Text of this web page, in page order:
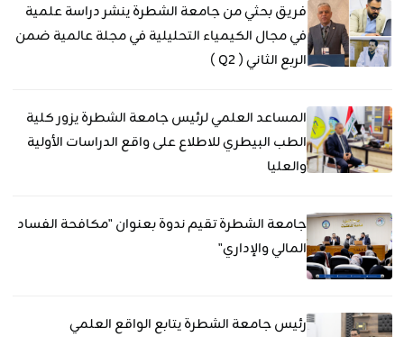
فريق بحثي من جامعة الشطرة ينشر دراسة علمية
في مجال الكيمياء التحليلية في مجلة عالمية ضمن
الربع الثاني ( Q2 )
المساعد العلمي لرئيس جامعة الشطرة يزور كلية
الطب البيطري للاطلاع على واقع الدراسات الأولية
والعليا
جامعة الشطرة تقيم ندوة بعنوان "مكافحة الفساد
المالي والإداري"
رئيس جامعة الشطرة يتابع الواقع العلمي